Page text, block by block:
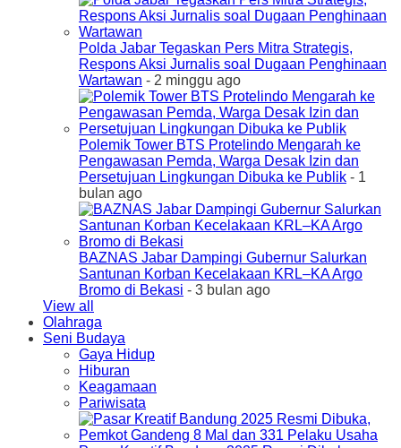
Polda Jabar Tegaskan Pers Mitra Strategis,
Respons Aksi Jurnalis soal Dugaan Penghinaan
Wartawan - 2 minggu ago
Polemik Tower BTS Protelindo Mengarah ke
Pengawasan Pemda, Warga Desak Izin dan
Persetujuan Lingkungan Dibuka ke Publik - 1
bulan ago
BAZNAS Jabar Dampingi Gubernur Salurkan
Santunan Korban Kecelakaan KRL–KA Argo
Bromo di Bekasi - 3 bulan ago
View all
Olahraga
Seni Budaya
Gaya Hidup
Hiburan
Keagamaan
Pariwisata